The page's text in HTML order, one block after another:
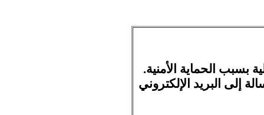
بسبب الحماية الأمنية.
إلى البريد الإلكتروني